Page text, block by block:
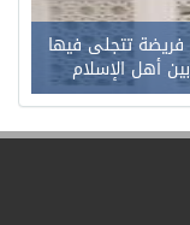
تتجلى فيها
أهل الإسلام